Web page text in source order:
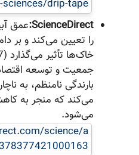
drip-tape
ScienceDirect: عمق
را تعیین می‌کند و بر
جمعیت و توسعه
بارندگی نامنظم، به
می‌کند که منجر به
می‌شود.
science/a